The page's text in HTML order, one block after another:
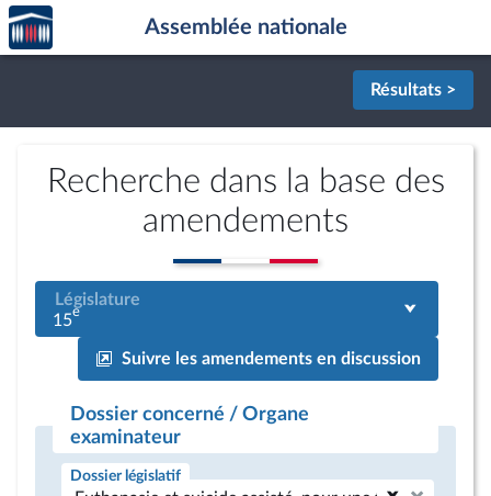
Aller au contenu
Aller en bas de la page
Accèder
à la
page
Assemblée nationale
Résultats >
Recherche dans la base des
amendements
Législature
15e
Suivre les amendements en discussion
Dossier concerné / Organe
examinateur
Dossier législatif